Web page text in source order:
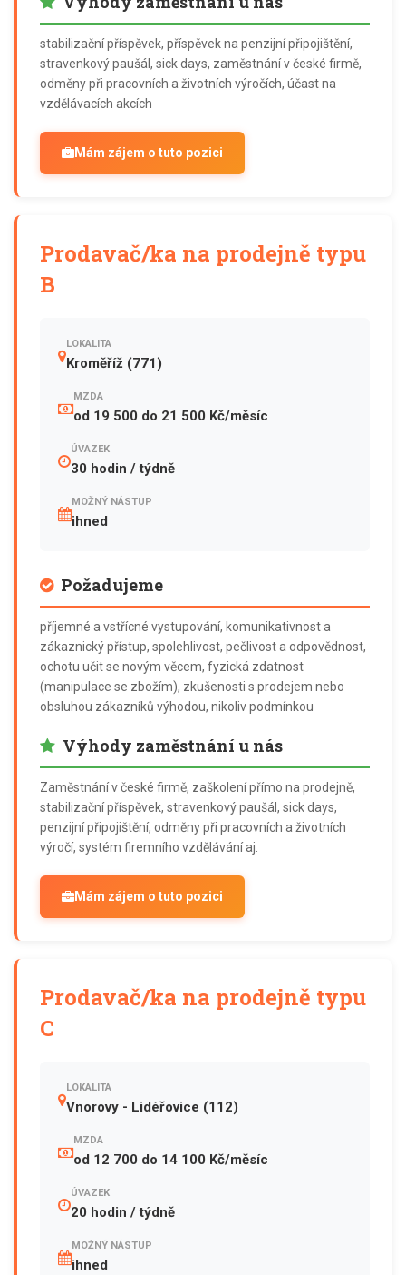
stabilizační příspěvek, příspěvek na penzijní připojištění,
stravenkový paušál, sick days, zaměstnání v české firmě,
odměny při pracovních a životních výročích, účast na
vzdělávacích akcích
Mám zájem o tuto pozici
Prodavač/ka na prodejně typu
B
LOKALITA
Kroměříž (771)
MZDA
od 19 500 do 21 500 Kč/měsíc
ÚVAZEK
30 hodin / týdně
MOŽNÝ NÁSTUP
ihned
Požadujeme
příjemné a vstřícné vystupování, komunikativnost a
zákaznický přístup, spolehlivost, pečlivost a odpovědnost,
ochotu učit se novým věcem, fyzická zdatnost
(manipulace se zbožím), zkušenosti s prodejem nebo
obsluhou zákazníků výhodou, nikoliv podmínkou
Výhody zaměstnání u nás
Zaměstnání v české firmě, zaškolení přímo na prodejně,
stabilizační příspěvek, stravenkový paušál, sick days,
penzijní připojištění, odměny při pracovních a životních
výročí, systém firemního vzdělávání aj.
Mám zájem o tuto pozici
Prodavač/ka na prodejně typu
C
LOKALITA
Vnorovy - Lidéřovice (112)
MZDA
od 12 700 do 14 100 Kč/měsíc
ÚVAZEK
20 hodin / týdně
MOŽNÝ NÁSTUP
ihned